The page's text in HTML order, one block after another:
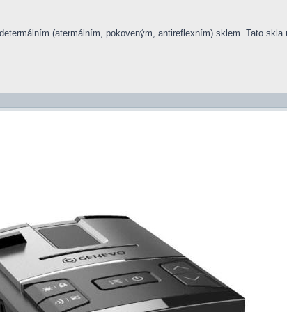
(atermálním, pokoveným, antireflexním) sklem. Tato